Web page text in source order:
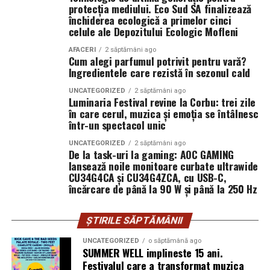
Facebook,Instagram,TikTok.
Adrian Pădurețu semnează imaginea filmului. De sunet
s-a ocupat Bogdan Ivanovici, de scenografie Anca
Miron, iar de costume Francisca Vass.
„În Pielea Mea”este un film produs de: CB MOTION
Producător asociat: MAGNETIC MEDIA PRODUCTIONS
Producător: Claudiu Boboc
Producător executiv: Adela Mara
Casting: ELEPHANT MEDIA
Realizat cu sprijinul:
Prima diferență reală: cum se
simte îmbrățișarea
Aici, dacă mă întrebi pe mine, se decide totul. Un urs din
pluș, mai ales unul mare, te învăluie. Perii lui se așază pe
piele, umplu spațiul dintre tine și el. Când îl strângi, ai
senzația că strângi un nor ușor cam dezordonat, un nor
care a stat prea mult pe o canapea și a prins miros de
detergent și, poate, de parfum.
Un urs din catifea, în schimb, te întâmpină cu o
suprafață mai continuă. Nu ai acele fire care se mișcă
independent, ci o textură unitară. Îmbrățișarea se simte
părea un pic mai rece la început, ca o rochie de seară pe
secunde, devine la fel de cald, doar că altfel.
protecția mediului. Eco Sud SA finalizează
închiderea ecologică a primelor cinci
celule ale Depozitului Ecologic Mofleni
AFACERI 2 săptămâni ago
Cum alegi parfumul potrivit pentru vară?
Ingredientele care rezistă în sezonul cald
UNCATEGORIZED 2 săptămâni ago
Luminaria Festival revine la Corbu: trei zile
în care cerul, muzica și emoția se întâlnesc
într-un spectacol unic
UNCATEGORIZED 2 săptămâni ago
De la task-uri la gaming: AOC GAMING
lansează noile monitoare curbate ultrawide
CU34G4CA și CU34G4ZCA, cu USB-C,
încărcare de până la 90 W și până la 250 Hz
ȘTIRILE SĂPTĂMÂNII
UNCATEGORIZED o săptămână ago
SUMMER WELL implineste 15 ani.
Festivalul care a transformat muzica